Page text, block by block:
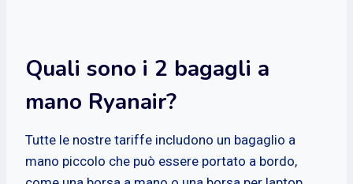
Quali sono i 2 bagagli a
mano Ryanair?
Tutte le nostre tariffe includono un bagaglio a
mano piccolo che può essere portato a bordo,